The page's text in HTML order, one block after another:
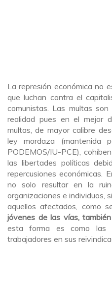
La represión económica no
que luchan contra el
comunistas. Las multas
realidad pues en el mejor
multas, de mayor calibre
ley mordaza (mantenida
PODEMOS/IU-PCE),
las libertades políticas
repercusiones económicas.
no solo resultar en la
organizaciones e individuos,
aquellos afectados, como
jóvenes de las vías,
esta forma es como las
trabajadores en sus